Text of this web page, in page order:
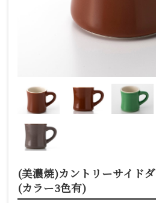
(美濃焼)カントリーサイド
(カラー3色有)